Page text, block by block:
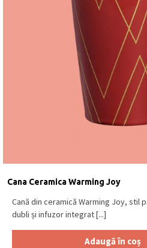
Cana Ceramica Warming Joy
Cană din ceramică Warming Joy, stil
dubli și infuzor integrat [...]
Adaugă în coș